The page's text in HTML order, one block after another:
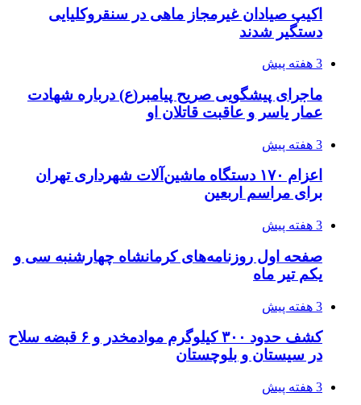
زلزله ۵.۷ ریشتری بار دیگر حوالی کوزران
کرمانشاه را لرزاند
انفجارهای شدید پایتخت اوکراین را به لرزه درآورد
3 هفته پیش
خرید ابزار آلات دستی و صنعتی زیر قیمت بازار؛
چطور ابزار اصل را با بهترین قیمت تهیه کنیم؟
3 هفته پیش
قربانیان زلزله‌های ونزوئلا از ۵۰۰۰ نفر فراتر رفت
3 هفته پیش
اثر اخبار مالی و اقتصادی بر قیمت ارزهای فیات
4 هفته پیش
آخرین وضعیت شبکۀ برق شهرهای مورد حمله
توسط دشمن آمریکایی